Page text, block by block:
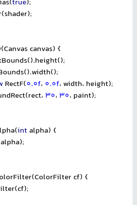
true);
canvas) {
RectF(0.0f، 0.0f، width، height);
، 30، 30، paint);
int alpha) {
cf) {